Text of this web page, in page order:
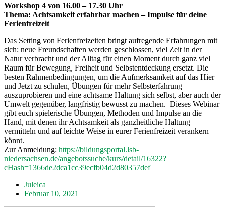
Workshop 4 von 16.00 – 17.30 Uhr
Thema: Achtsamkeit erfahrbar machen – Impulse für deine
Ferienfreizeit
Das Setting von Ferienfreizeiten bringt aufregende Erfahrungen mit
sich: neue Freundschaften werden geschlossen, viel Zeit in der
Natur verbracht und der Alltag für einen Moment durch ganz viel
Raum für Bewegung, Freiheit und Selbstentdeckung ersetzt. Die
besten Rahmenbedingungen, um die Aufmerksamkeit auf das Hier
und Jetzt zu schulen, Übungen für mehr Selbsterfahrung
auszuprobieren und eine achtsame Haltung sich selbst, aber auch der
Umwelt gegenüber, langfristig bewusst zu machen. Dieses Webinar
gibt euch spielerische Übungen, Methoden und Impulse an die
Hand, mit denen ihr Achtsamkeit als ganzheitliche Haltung
vermitteln und auf leichte Weise in eurer Ferienfreizeit verankern
könnt.
Zur Anmeldung: https://bildungsportal.lsb-
niedersachsen.de/angebotssuche/kurs/detail/16322?
cHash=1366de2dca1cc39ecfb04d2d80357def
Juleica
Februar 10, 2021